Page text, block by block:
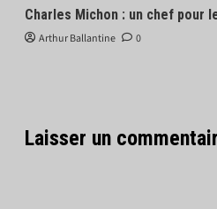
Charles Michon : un chef pour
Arthur Ballantine 0
Laisser un